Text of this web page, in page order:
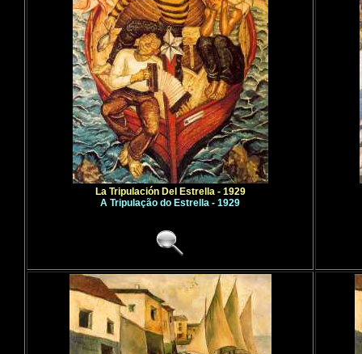
La Tripulación Del Estrella - 1929
A Tripulação do Estrella - 1929